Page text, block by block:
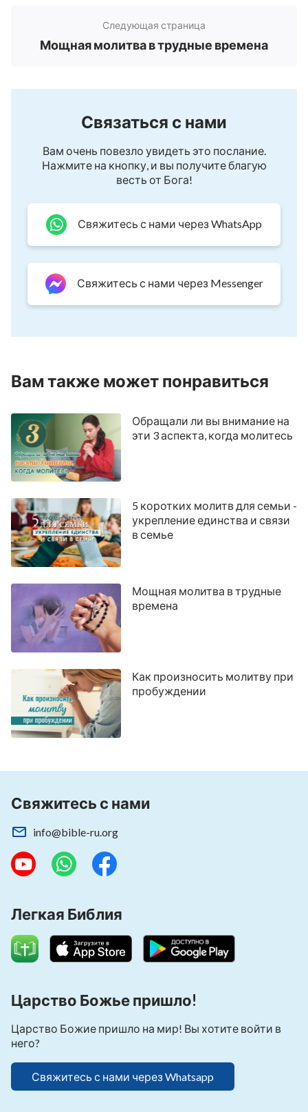
Следующая страница
Мощная молитва в трудные времена
Связаться с нами
Вам очень повезло увидеть это послание.
Нажмите на кнопку, и вы получите благую
весть от Бога!
Свяжитесь с нами через WhatsApp
Свяжитесь с нами через Messenger
Вам также может понравиться
Обращали ли вы внимание на
эти 3 аспекта, когда молитесь
5 коротких молитв для семьи -
укрепление единства и связи
в семье
Мощная молитва в трудные
времена
Как произносить молитву при
пробуждении
Свяжитесь с нами
info@bible-ru.org
Легкая Библия
Царство Божье пришло!
Царство Божие пришло на мир! Вы хотите войти в
него?
Свяжитесь с нами через Whatsapp